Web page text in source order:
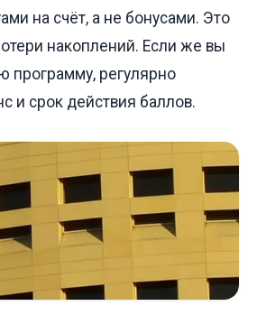
на счёт, а не бонусами. Это
накоплений. Если же вы
программу, регулярно
и срок действия баллов.